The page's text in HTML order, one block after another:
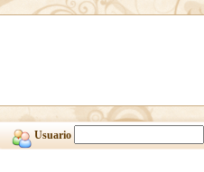
Usuario